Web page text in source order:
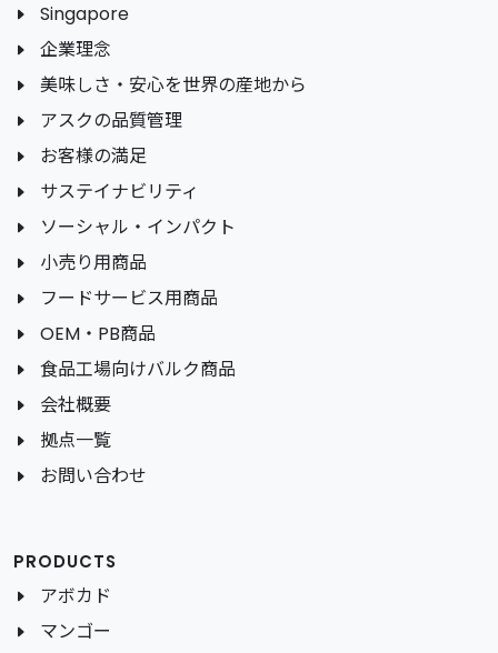
Singapore
企業理念
美味しさ・安心を世界の産地から
アスクの品質管理
お客様の満足
サステイナビリティ
ソーシャル・インパクト
小売り用商品
フードサービス用商品
OEM・PB商品
食品工場向けバルク商品
会社概要
拠点一覧
お問い合わせ
PRODUCTS
アボカド
マンゴー